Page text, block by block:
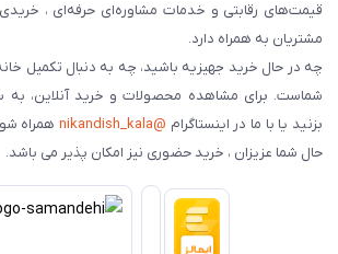
قیمت‌های رقابتی و خدمات مشاوره‌ای حرفه‌ای ،
مشتریان به همراه دارد.
چه در حال خرید جهیزیه باشید، چه به دنبال تکمیل
شماست. برای مشاهده محصولات و خرید آنلاین، به
بزنید یا با ما در اینستاگرام @nikandish_kala
همراه
حال شما عزیزان ، خرید حضوری نیز امکان پذیر می باشد.